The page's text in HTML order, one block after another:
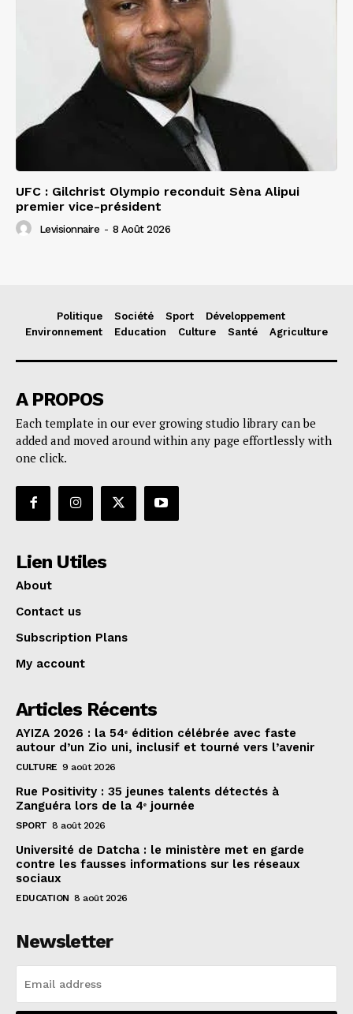
UFC : Gilchrist Olympio reconduit Sèna Alipui
premier vice-président
Levisionnaire - 8 Août 2026
Politique Société Sport
Développement
Environnement
Education Culture Santé Agriculture
A PROPOS
Each template in our ever growing studio library can be
added and moved around within any page effortlessly with
one click.
Lien Utiles
About
Contact us
Subscription Plans
My account
Articles Récents
AYIZA 2026 : la 54ᵉ édition célébrée avec faste
autour d’un Zio uni, inclusif et tourné vers l’avenir
CULTURE 9 août 2026
Rue Positivity : 35 jeunes talents détectés à
Zanguéra lors de la 4ᵉ journée
SPORT 8 août 2026
Université de Datcha : le ministère met en garde
contre les fausses informations sur les réseaux
sociaux
EDUCATION 8 août 2026
Newsletter